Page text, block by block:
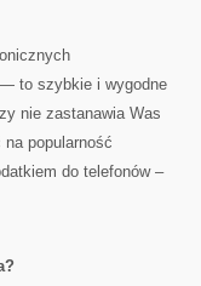
to szybkie i wygodne
nie zastanawia Was
popularność
do telefonów –